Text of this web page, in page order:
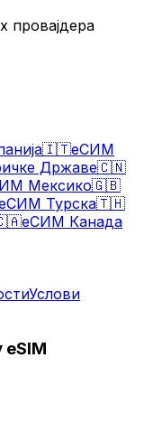
провајдера
🇮🇹еСИМ
Државе🇨🇳
Мексико🇬🇧
Турска🇹🇭
еСИМ Канада
Услови
eSIM